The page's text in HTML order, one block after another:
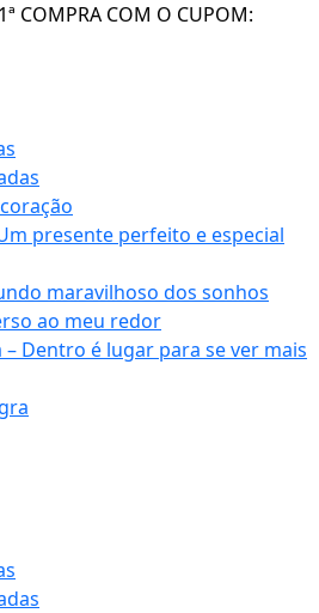
COMPRA COM O CUPOM:
presente perfeito e especial
maravilhoso dos sonhos
ao meu redor
– Dentro é lugar para se ver mais